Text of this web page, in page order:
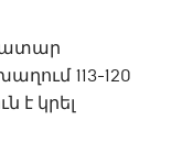
113-120
է կրել